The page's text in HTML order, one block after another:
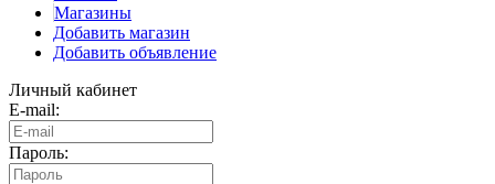
Магазины
Добавить магазин
Добавить объявление
Личный кабинет
E-mail:
Пароль: